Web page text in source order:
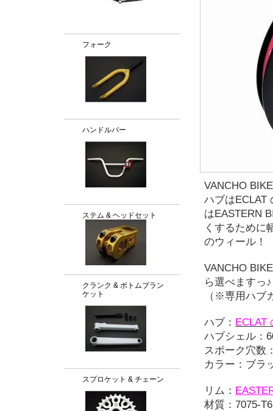
フォーク
ハンドルバー
ステム & ヘッドセット
クランク & ボトムブラン
ケット
スプロケット & チェーン
VANCHO
ハブはECLAT
はEASTERN
くするために
のウィール！
VANCHO
ら選べますっ♪
（※専用ハブ
ハブ： ECLAT
ハブシェル：
スポーク穴数
カラー：ブラ
リム：
材質：7075-